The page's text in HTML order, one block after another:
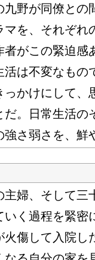
九野が同僚との
を、それぞれ
がこの緊迫感
は不変なもの
かけにして、
。日常生活の
さ弱さを、鮮
婦、そして三
く過程を緊密
傷して入院し